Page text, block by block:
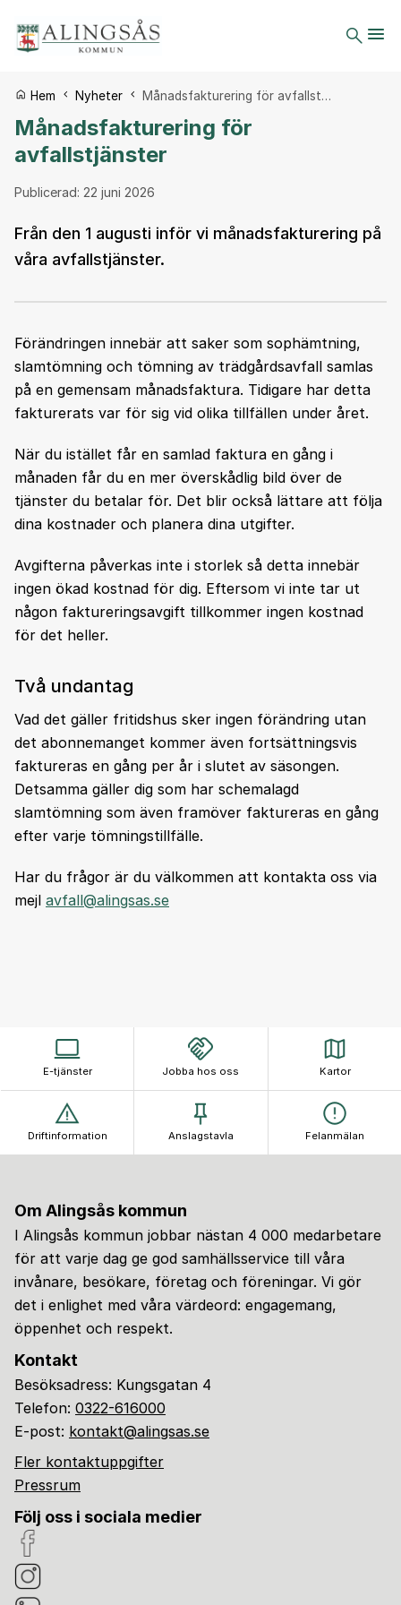
Du är här:
Hem Nyheter Månadsfakturering för avfallst…
Månadsfakturering för
avfallstjänster
Publicerad: 22 juni 2026
Från den 1 augusti inför vi månadsfakturering på
våra avfallstjänster.
Förändringen innebär att saker som sophämtning,
slamtömning och tömning av trädgårdsavfall samlas
på en gemensam månadsfaktura. Tidigare har detta
fakturerats var för sig vid olika tillfällen under året.
När du istället får en samlad faktura en gång i
månaden får du en mer överskådlig bild över de
tjänster du betalar för. Det blir också lättare att följa
dina kostnader och planera dina utgifter.
Avgifterna påverkas inte i storlek så detta innebär
ingen ökad kostnad för dig. Eftersom vi inte tar ut
någon faktureringsavgift tillkommer ingen kostnad
för det heller.
Två undantag
Vad det gäller fritidshus sker ingen förändring utan
det abonnemanget kommer även fortsättningsvis
faktureras en gång per år i slutet av säsongen.
Detsamma gäller dig som har schemalagd
slamtömning som även framöver faktureras en gång
efter varje tömningstillfälle.
Har du frågor är du välkommen att kontakta oss via
mejl avfall@alingsas.se
E-tjänster Jobba hos oss Kartor
Driftinformation Anslagstavla Felanmälan
Om Alingsås kommun
I Alingsås kommun jobbar nästan 4 000 medarbetare
för att varje dag ge god samhällsservice till våra
invånare, besökare, företag och föreningar. Vi gör
det i enlighet med våra värdeord: engagemang,
öppenhet och respekt.
Kontakt
Besöksadress: Kungsgatan 4
Telefon: 0322-616000
E-post: kontakt@alingsas.se
Fler kontaktuppgifter
Pressrum
Följ oss i sociala medier